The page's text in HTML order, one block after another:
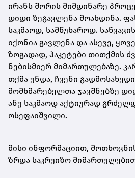
ირანს შორის მიმდინარე
დიდი ზეგავლენა მოახდინა.
საკმაოდ, სამწუხაროდ.
იქონია გავლენა და ასევე,
ზოგადად, პაკეტები თითქმის
ნებისმიერ მიმართულებაზე.
თქმა უნდა, ჩვენი
მომხმარებელთა ჯავშნებზე
ანუ საკმაოდ აქტიურად
ოსეფაიშვილი.
მისი ინფორმაციით,
ზრდა საკრუიზო მიმართულებით